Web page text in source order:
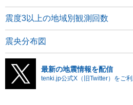
震度3以上の地域別観測回数
震央分布図
最新の地震情報を配信
tenki.jp公式X（旧Twitter）をご利